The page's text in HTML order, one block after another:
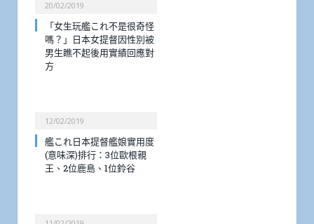
20/02/2019
「女生玩艦これ不是很奇怪
嗎？」日本女提督因性別被
男生瞧不起後用實績回應對
方
12/02/2019
艦これ日本提督艦娘實用度
(意味深)排行：3位歐根親
王、2位鹿島、1位鈴谷